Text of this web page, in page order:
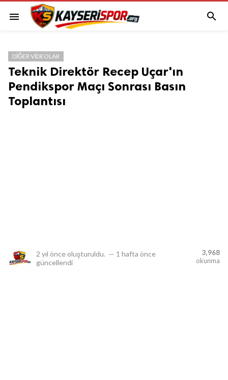
menu 
DIĞER VIDEOLAR
Teknik Direktör Recep Uçar'ın
Pendikspor Maçı Sonrası Basın
Toplantısı
2 yıl önce oluşturuldu. — 1 hafta önce
güncellendi
3,968
okunma